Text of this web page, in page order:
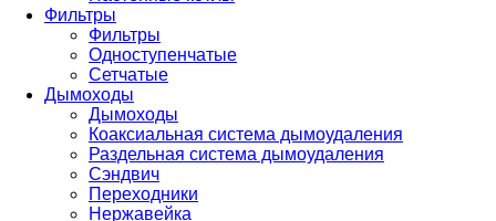
Фильтры
Фильтры
Одноступенчатые
Сетчатые
Дымоходы
Дымоходы
Коаксиальная система дымоудаления
Раздельная система дымоудаления
Сэндвич
Переходники
Нержавейка